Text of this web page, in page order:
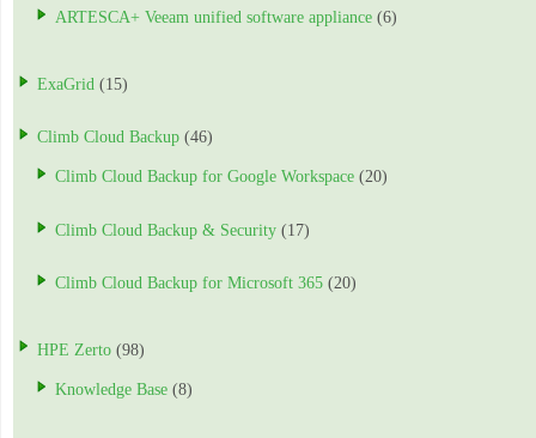
ARTESCA+ Veeam unified software appliance (6)
ExaGrid (15)
Climb Cloud Backup (46)
Climb Cloud Backup for Google Workspace (20)
Climb Cloud Backup & Security (17)
Climb Cloud Backup for Microsoft 365 (20)
HPE Zerto (98)
Knowledge Base (8)